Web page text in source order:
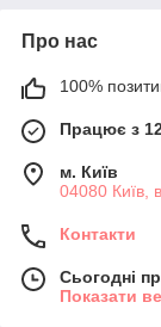
Про нас
100%
Працює з
м. Київ
04080 Київ,
Контакти
Сьогодні
Показати